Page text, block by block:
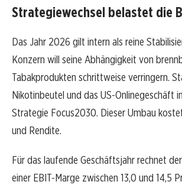
Strategiewechsel belastet die
Das Jahr 2026 gilt intern als reine
Konzern will seine Abhängigkeit von
Tabakprodukten schrittweise verringern.
Nikotinbeutel und das US-Onlinegeschäft
Strategie Focus2030. Dieser Umbau
und Rendite.
Für das laufende Geschäftsjahr rechnet
einer EBIT-Marge zwischen 13,0 und 14,5